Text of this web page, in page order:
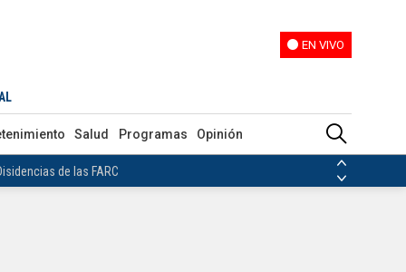
EN VIVO
Salud Programas Opinión
de las FARC
de las FARC